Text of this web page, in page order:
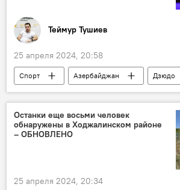
Теймур Тушиев
25 апреля 2024, 20:58
Спорт Азербайджан
Дзюдо
Чемпионат Европы
Балабей Агаев
Хорватия
Останки еще восьми человек
обнаружены в Ходжалинском районе
– ОБНОВЛЕНО
25 апреля 2024, 20:34